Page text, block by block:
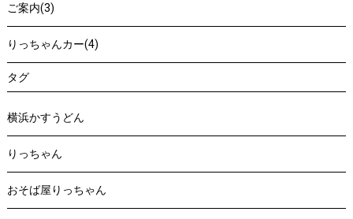
ご案内(3)
りっちゃんカー(4)
タグ
横浜かすうどん
りっちゃん
おそば屋りっちゃん